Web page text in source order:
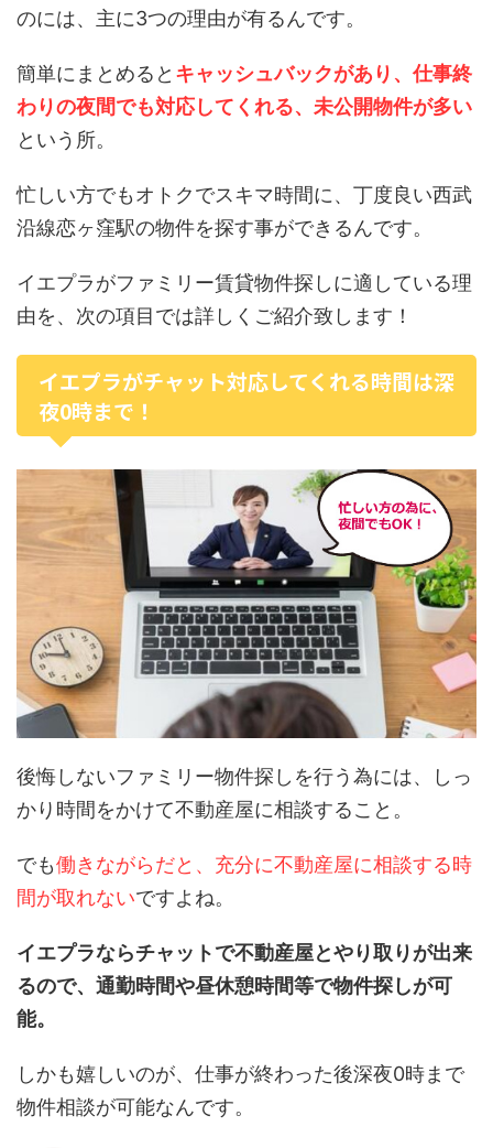
のには、主に3つの理由が有るんです。
簡単にまとめると キャッシュバックがあり、仕事終
わりの夜間でも対応してくれる、未公開物件が多い
という所。
忙しい方でもオトクでスキマ時間に、丁度良い西武
沿線恋ヶ窪駅の物件を探す事ができるんです。
イエプラがファミリー賃貸物件探しに適している理
由を、次の項目では詳しくご紹介致します！
イエプラがチャット対応してくれる時間は深
夜0時まで！
後悔しないファミリー物件探しを行う為には、しっ
かり時間をかけて不動産屋に相談すること。
でも働きながらだと、充分に不動産屋に相談する時
間が取れないですよね。
イエプラならチャットで不動産屋とやり取りが出来
るので、通勤時間や昼休憩時間等で物件探しが可
能。
しかも嬉しいのが、仕事が終わった後深夜0時まで
物件相談が可能なんです。